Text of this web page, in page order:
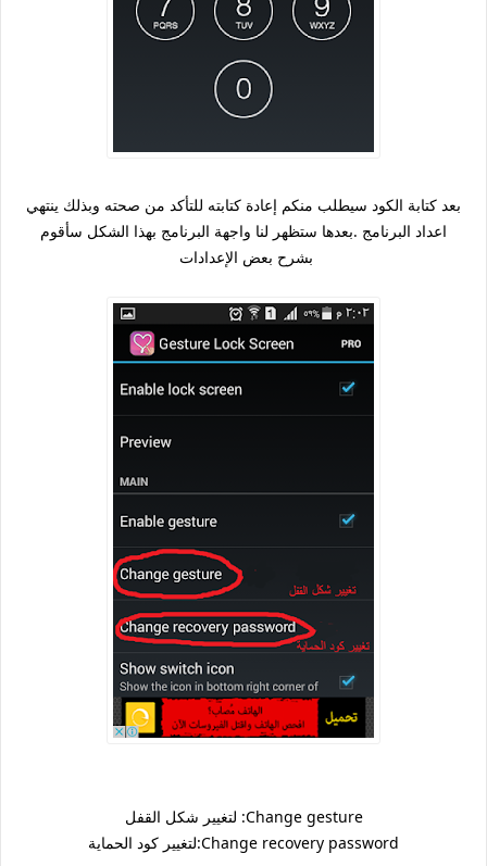
بعد كتابة الكود سيطلب منكم إعادة كتابته للتأكد من صحته وبذلك ينتهي
اعداد البرنامج .بعدها ستظهر لنا واجهة البرنامج بهذا الشكل سأقوم
بشرح بعض الإعدادات
Change gesture: لتغيير شكل القفل
Change recovery password:لتغيير كود الحماية